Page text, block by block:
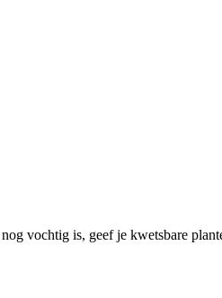
vochtig is, geef je kwetsbare